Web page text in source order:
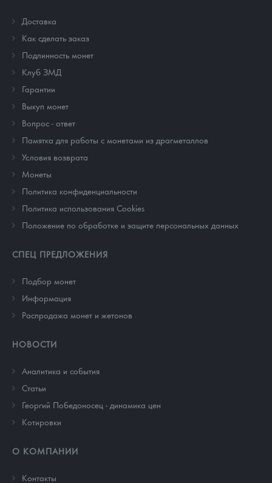
Доставка
Как сделать заказ
Подлинность монет
Клуб ЗМД
Гарантии
Выкуп монет
Вопрос - ответ
Памятка для работы с монетами из драгметаллов
Условия возврата
Монеты
Политика конфиденциальности
Политика использования Cookies
Положение по обработке и защите персональных данных
СПЕЦ ПРЕДЛОЖЕНИЯ
Подбор монет
Информация
Распродажа монет и жетонов
НОВОСТИ
Аналитика и события
Cтатьи
Георгий Победоносец - динамика цен
Котировки
О КОМПАНИИ
Контакты